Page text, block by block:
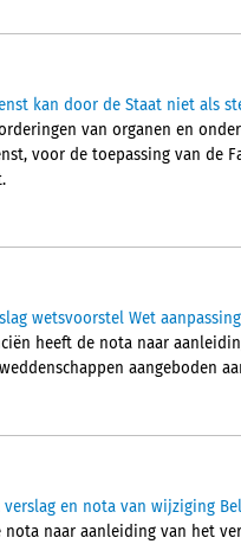
kan door de Staat niet als
van organen en
voor de toepassing van de
wetsvoorstel Wet
heeft de nota naar
aangeboden
en nota van wijziging
nota​​ naar aanleiding van het